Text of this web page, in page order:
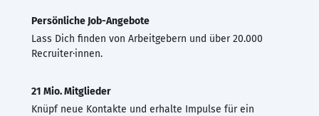
Persönliche Job-Angebote
Lass Dich finden von Arbeitgebern und über 20.000
Recruiter·innen.
21 Mio. Mitglieder
Knüpf neue Kontakte und erhalte Impulse für ein